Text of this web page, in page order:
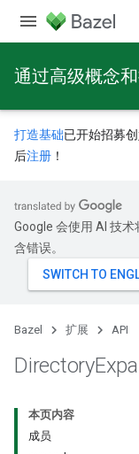
通过高级概念
打造基础已开始招募
后注册 ！
Google 会使用 AI 技
含错误。
Bazel 扩展 API
Directory
本页内容
成员